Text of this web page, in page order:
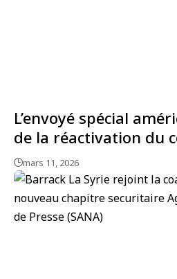
L’envoyé spécial
de la réactivation du
mars 11, 2026